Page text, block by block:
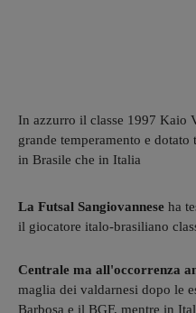
In azzurro il classe 1997 Kaio
grande temperamento e dotato
in Brasile che in Italia
La Futsal Sangiovannese ha
il giocatore italo-brasiliano
Centrale ma all'occorrenza
maglia dei valdarnesi dopo le
Barbosa e il BGF, mentre in